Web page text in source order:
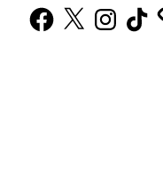
Facebook
X InstagramTikTok